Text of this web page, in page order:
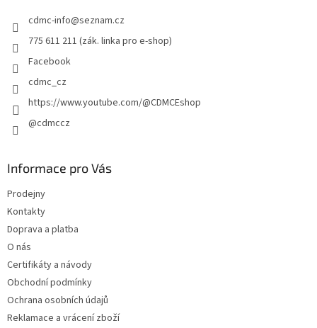
cdmc-info@seznam.cz
775 611 211 (zák. linka pro e-shop)
Facebook
cdmc_cz
https://www.youtube.com/@CDMCEshop
@cdmccz
Informace pro Vás
Prodejny
Kontakty
Doprava a platba
O nás
Certifikáty a návody
Obchodní podmínky
Ochrana osobních údajů
Reklamace a vrácení zboží